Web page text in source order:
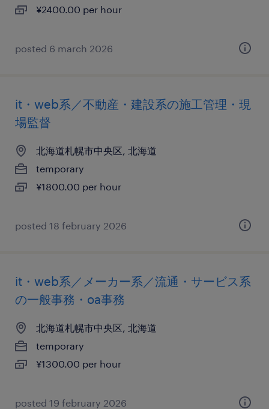
¥2400.00 per hour
posted 6 march 2026
it・web系／不動産・建設系の施工管理・現
場監督
北海道札幌市中央区, 北海道
temporary
¥1800.00 per hour
posted 18 february 2026
it・web系／メーカー系／流通・サービス系
の一般事務・oa事務
北海道札幌市中央区, 北海道
temporary
¥1300.00 per hour
posted 19 february 2026